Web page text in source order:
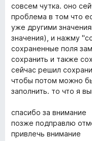
совсем чутка. оно
проблема в том что
уже другими
значения), и нажму
сохраненные поля
сохранить и также
сейчас решил
чтобы потом можно
заполнить. то что я
спасибо за внимание
позже подправлю
привлечь внимание